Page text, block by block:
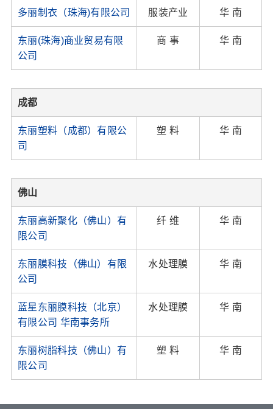
多丽制衣（珠海)有限公司 服装产业 华 南
东丽(珠海)商业贸易有限
公司
商 事 华 南
成都
东丽塑料（成都）有限公
司
塑 料 华 南
佛山
东丽高新聚化（佛山）有
限公司
纤 维 华 南
东丽膜科技（佛山）有限
公司
水处理膜 华 南
蓝星东丽膜科技（北京）
有限公司 华南事务所
水处理膜 华 南
东丽树脂科技（佛山）有
限公司
塑 料 华 南